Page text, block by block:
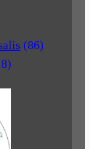
(86)